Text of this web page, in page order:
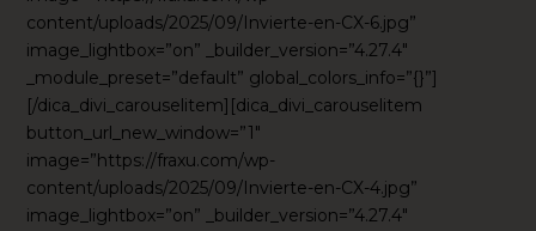
content/uploads/2025/09/Invierte-en-CX-6.jpg”
image_lightbox=”on” _builder_version=”4.27.4″
_module_preset=”default” global_colors_info=”{}”]
[/dica_divi_carouselitem][dica_divi_carouselitem
button_url_new_window=”1″
image=”https://fraxu.com/wp-
content/uploads/2025/09/Invierte-en-CX-4.jpg”
image_lightbox=”on” _builder_version=”4.27.4″